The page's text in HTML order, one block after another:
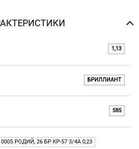
1,13
БРИЛЛИАНТ
585
0005 РОДИЙ, 26 БР КР-57 3/4A 0,23